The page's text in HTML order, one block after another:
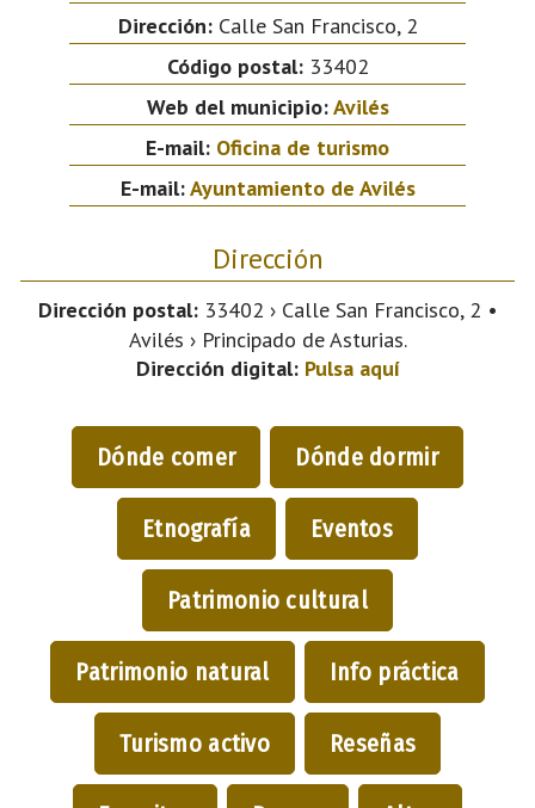
Dirección:Calle San Francisco, 2
Código postal:33402
Web del municipio:Avilés
E-mail: Oficina de turismo
E-mail:Ayuntamiento de Avilés
Dirección
Dirección postal:33402 › Calle San Francisco, 2 •
Avilés › Principado de Asturias.
Dirección digital: Pulsa aquí
Dónde comer Dónde dormir
Etnografía Eventos
Patrimonio cultural
Patrimonio natural Info práctica
Turismo activo Reseñas